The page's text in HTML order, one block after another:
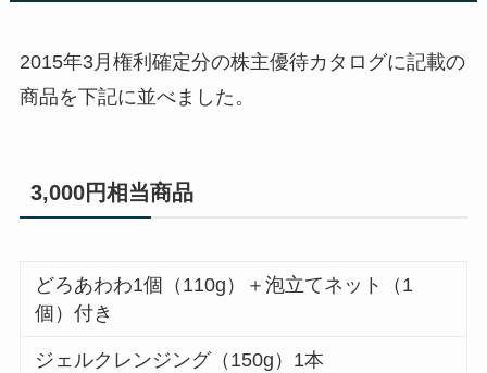
2015年3月権利確定分の株主優待カタログに記載の
商品を下記に並べました。
3,000円相当商品
どろあわわ1個（110g）＋泡立てネット（1
個）付き
ジェルクレンジング（150g）1本